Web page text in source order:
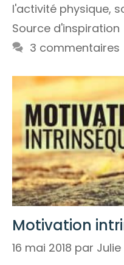
l'activité physique,
Source d'inspiration
3 commentaires
Motivation
16 mai 2018 par